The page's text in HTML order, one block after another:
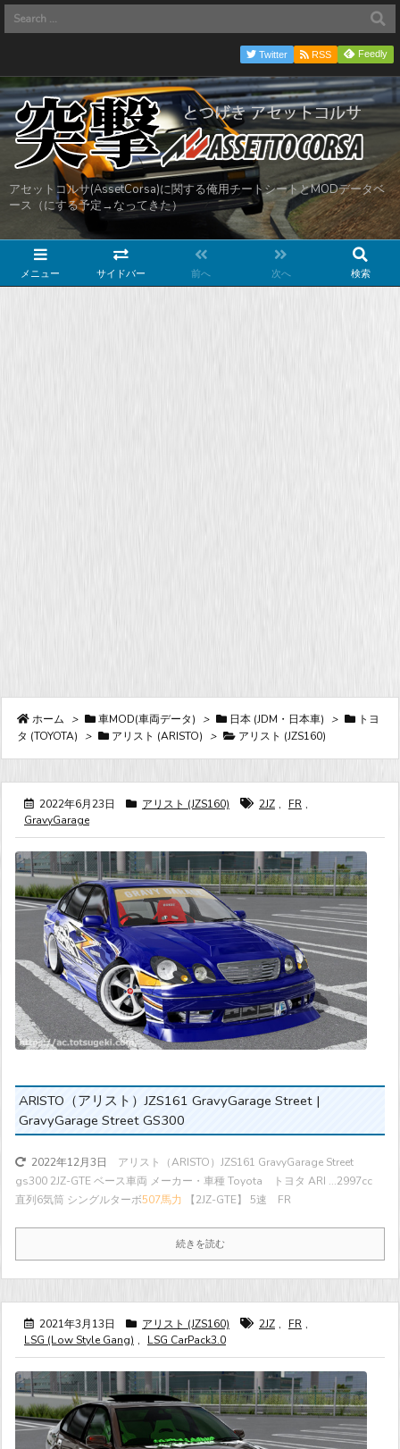
アセットコルサ(AssetCorsa)に関する俺用チートシートとMODデータベ
ース（にする予定→なってきた）
メニュー サイドバー 前へ 次へ 検索
Twitter RSS Feedly
ホーム > 車MOD(車両データ) > 日本 (JDM・日本車) >
トヨ
タ (TOYOTA)
> アリスト (ARISTO) > アリスト (JZS160)
2022年6月23日 アリスト (JZS160) 2JZ , FR ,
GravyGarage
ARISTO（アリスト）JZS161 GravyGarage Street |
GravyGarage Street GS300
2022年12月3日
アリスト（ARISTO）JZS161 GravyGarage Street
gs300 2JZ-GTE ベース車両 メーカー・車種 Toyota トヨタ ARI ...2997cc
直列6気筒 シングルターボ507馬力 【2JZ-GTE】 5速 FR
続きを読む
2021年3月13日 アリスト (JZS160) 2JZ , FR ,
LSG (Low Style Gang) , LSG CarPack3.0